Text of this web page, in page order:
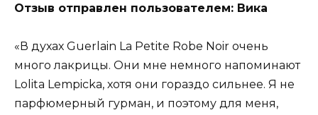
Отзыв отправлен пользователем: Вика
«В духах Guerlain La Petite Robe Noir очень
много лакрицы. Они мне немного напоминают
Lolita Lempicka, хотя они гораздо сильнее. Я не
парфюмерный гурман, и поэтому для меня,